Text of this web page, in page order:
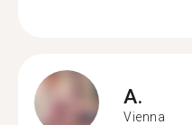
A.
Vienna